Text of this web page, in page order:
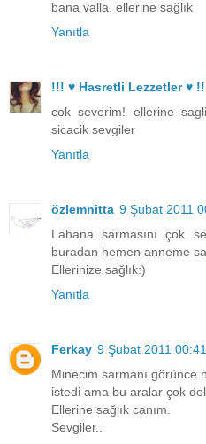
bana valla. ellerine sağlık
Yanıtla
!!! ♥ Hasretli Lezzetler ♥
cok severim! ellerine
sicacik sevgiler
Yanıtla
özlemnitta 9 Şubat 2011
Lahana sarmasını çok
buradan hemen anneme
Ellerinize sağlık:)
Yanıtla
Ferkay 9 Şubat 2011 00:41
Minecim sarmanı görünce
istedi ama bu aralar çok
Ellerine sağlık canım.
Sevgiler..